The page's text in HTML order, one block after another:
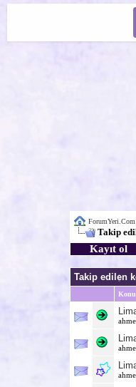
ForumYeri.Com
Takip
Kayıt ol
Takip edilen